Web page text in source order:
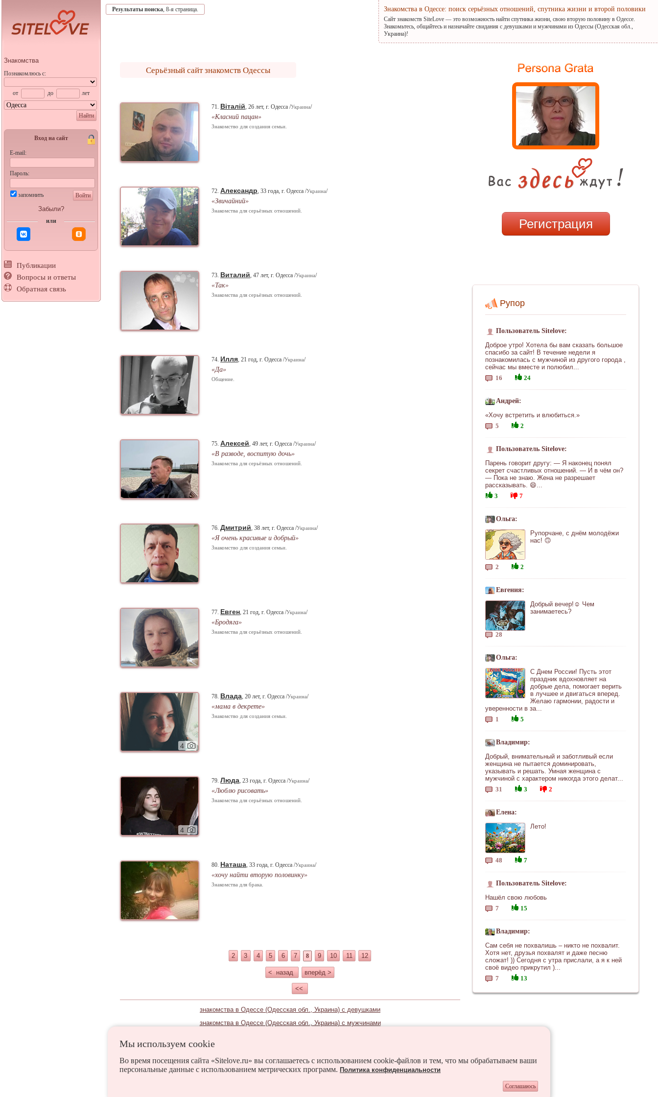
Знакомства
Познакомлюсь с:
от до лет
Найти
Вход на сайт
E-mail:
Пароль:
запомнить Войти
Забыли?
или
Публикации
Вопросы и ответы
Обратная связь
Результаты поиска, 8-я страница. Знакомства в Одессе: поиск серьёзных отношений, спутника жизни и второй половики
Сайт знакомств SiteLove — это возможность найти спутника жизни, свою вторую половину в Одессе.
Знакомьтесь, общайтесь и назначайте свидания с девушками и мужчинами из Одессы (Одесская обл.,
Украина)!
Серьёзный сайт знакомств Одессы
Регистрация
Рупор
Пользователь Sitelove:
Доброе утро! Хотела бы вам сказать большое
спасибо за сайт! В течение недели я
познакомилась с мужчиной из другого города ,
сейчас мы вместе и полюбил...
16
24
Андрей:
«Хочу встретить и влюбиться.»
5
2
Пользователь Sitelove:
Парень говорит другу: — Я наконец понял
секрет счастливых отношений. — И в чём он?
— Пока не знаю. Жена не разрешает
рассказывать. 😄...
3
7
Ольга:
Рупорчане, с днём молодёжи
нас! 🙃
2 2
Евгения:
Добрый вечер!☺ Чем
занимаетесь?
28
Ольга:
С Днем России! Пусть этот
праздник вдохновляет на
добрые дела, помогает верить
в лучшее и двигаться вперед.
Желаю гармонии, радости и
уверенности в за...
1
5
Владимир:
Добрый, внимательный и заботливый если
женщина не пытается доминировать,
указывать и решать. Умная женщина с
мужчиной с характером никогда этого делат...
31
3 2
Елена:
Лето!
48 7
Пользователь Sitelove:
Нашёл свою любовь
7
15
Владимир:
Сам себя не похвалишь – никто не похвалит.
Хотя нет, друзья похвалят и даже песню
сложат! )) Сегодня с утра прислали, а я к ней
своё видео прикрутил )...
7
13
71. Віталій, 26 лет, г. Одесса /Украина/
«Класний пацан»
Знакомство для создания семьи.
72. Александр, 33 года, г. Одесса /Украина/
«Звичайний»
Знакомства для серьёзных отношений.
73. Виталий, 47 лет, г. Одесса /Украина/
«Так»
Знакомства для серьёзных отношений.
74. Илля, 21 год, г. Одесса /Украина/
«Да»
Общение.
75. Алексей, 49 лет, г. Одесса /Украина/
«В разводе, воспитую дочь»
Знакомства для серьёзных отношений.
76. Дмитрий, 38 лет, г. Одесса /Украина/
«Я очень красивые и добрый»
Знакомство для создания семьи.
77. Евген, 21 год, г. Одесса /Украина/
«Бродяга»
Знакомства для серьёзных отношений.
4
78. Влада, 20 лет, г. Одесса /Украина/
«мама в декрете»
Знакомство для создания семьи.
4
79. Люда, 23 года, г. Одесса /Украина/
«Люблю рисовать»
Знакомства для серьёзных отношений.
80. Наташа, 33 года, г. Одесса /Украина/
«хочу найти вторую половинку»
Знакомства для брака.
2 3 4 5 6 7 8 9 10 11 12
< назад вперёд >
<<
знакомства в Одессе (Одесская обл., Украина) с девушками
знакомства в Одессе (Одесская обл., Украина) с мужчинами
Ананьев Беляевка
Березино Березовка Болград Бородино
Мы используем сookie
Во время посещения сайта «Sitelove.ru» вы соглашаетесь с использованием cookie-файлов и тем, что мы обрабатываем ваши
персональные данные с использованием метрических программ. Политика конфиденциальности
Соглашаюсь